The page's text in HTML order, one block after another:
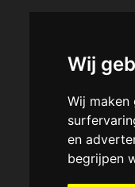
Wij
Wij
en
begrijpen